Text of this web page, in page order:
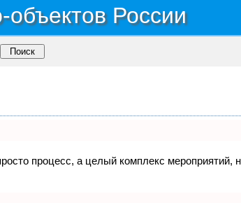
России
процесс, а целый комплекс мероприятий,